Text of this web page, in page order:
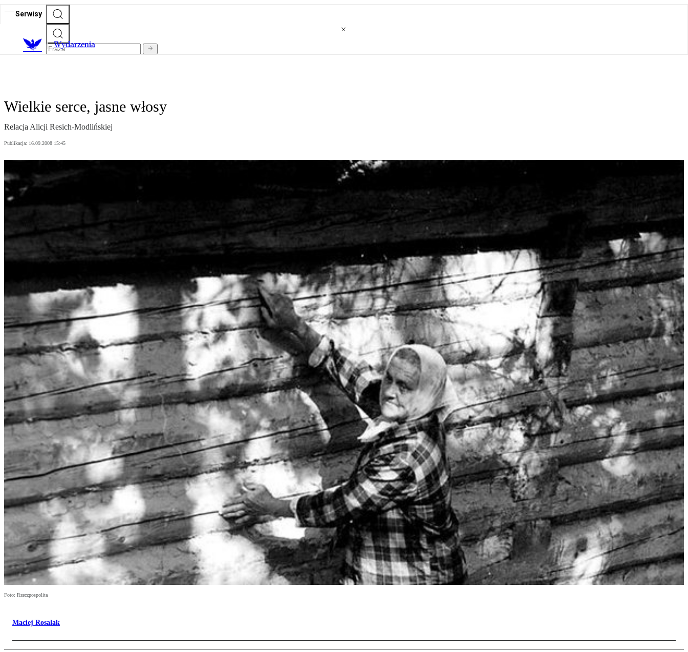
Serwisy
Wydarzenia
Wielkie serce, jasne włosy
Relacja Alicji Resich-Modlińskiej
Publikacja: 16.09.2008 15:45
Foto: Rzeczpospolita
Maciej Rosalak